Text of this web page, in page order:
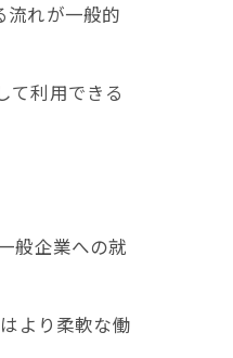
流れが一般的
て利用できる
般企業への就
より柔軟な働